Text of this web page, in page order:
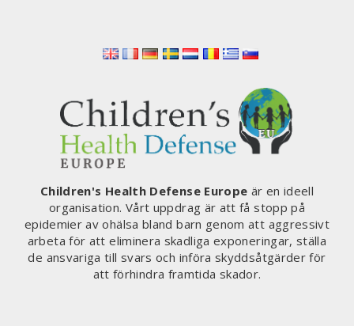
Children's Health Defense Europe är en ideell
organisation. Vårt uppdrag är att få stopp på
epidemier av ohälsa bland barn genom att aggressivt
arbeta för att eliminera skadliga exponeringar, ställa
de ansvariga till svars och införa skyddsåtgärder för
att förhindra framtida skador.